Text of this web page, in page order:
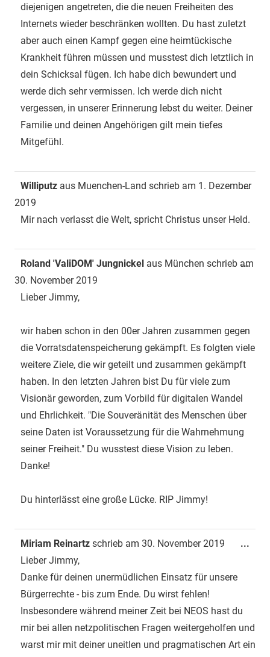
diejenigen angetreten, die die neuen Freiheiten des
Internets wieder beschränken wollten. Du hast zuletzt
aber auch einen Kampf gegen eine heimtückische
Krankheit führen müssen und musstest dich letztlich in
dein Schicksal fügen. Ich habe dich bewundert und
werde dich sehr vermissen. Ich werde dich nicht
vergessen, in unserer Erinnerung lebst du weiter. Deiner
Familie und deinen Angehörigen gilt mein tiefes
Mitgefühl.
Williputz aus Muenchen-Land schrieb am 1. Dezember
2019
Mir nach verlasst die Welt, spricht Christus unser Held.
...
Roland 'ValiDOM' Jungnickel aus München schrieb am
30. November 2019
Lieber Jimmy,
wir haben schon in den 00er Jahren zusammen gegen
die Vorratsdatenspeicherung gekämpft. Es folgten viele
weitere Ziele, die wir geteilt und zusammen gekämpft
haben. In den letzten Jahren bist Du für viele zum
Visionär geworden, zum Vorbild für digitalen Wandel
und Ehrlichkeit. "Die Souveränität des Menschen über
seine Daten ist Voraussetzung für die Wahrnehmung
seiner Freiheit." Du wusstest diese Vision zu leben.
Danke!
Du hinterlässt eine große Lücke. RIP Jimmy!
...
Miriam Reinartz schrieb am 30. November 2019
Lieber Jimmy,
Danke für deinen unermüdlichen Einsatz für unsere
Bürgerrechte - bis zum Ende. Du wirst fehlen!
Insbesondere während meiner Zeit bei NEOS hast du
mir bei allen netzpolitischen Fragen weitergeholfen und
warst mir mit deiner uneitlen und pragmatischen Art ein
...